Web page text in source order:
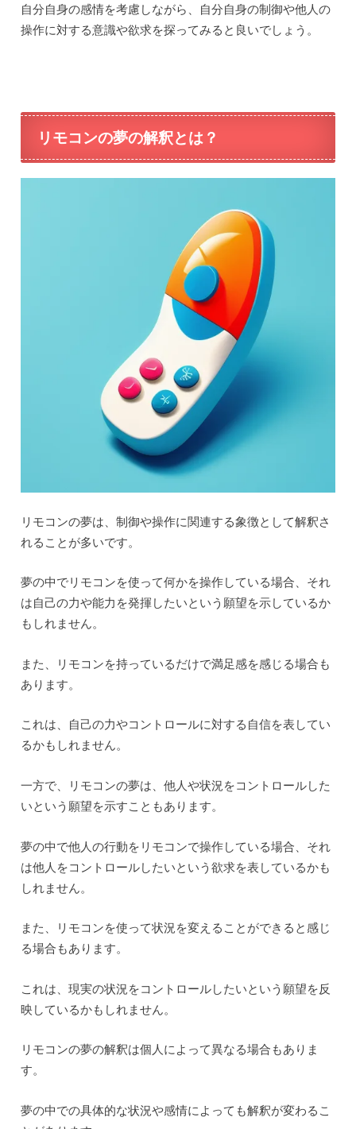
自分自身の感情を考慮しながら、自分自身の制御や他人の
操作に対する意識や欲求を探ってみると良いでしょう。
リモコンの夢の解釈とは？
リモコンの夢は、制御や操作に関連する象徴として解釈さ
れることが多いです。
夢の中でリモコンを使って何かを操作している場合、それ
は自己の力や能力を発揮したいという願望を示しているか
もしれません。
また、リモコンを持っているだけで満足感を感じる場合も
あります。
これは、自己の力やコントロールに対する自信を表してい
るかもしれません。
一方で、リモコンの夢は、他人や状況をコントロールした
いという願望を示すこともあります。
夢の中で他人の行動をリモコンで操作している場合、それ
は他人をコントロールしたいという欲求を表しているかも
しれません。
また、リモコンを使って状況を変えることができると感じ
る場合もあります。
これは、現実の状況をコントロールしたいという願望を反
映しているかもしれません。
リモコンの夢の解釈は個人によって異なる場合もありま
す。
夢の中での具体的な状況や感情によっても解釈が変わるこ